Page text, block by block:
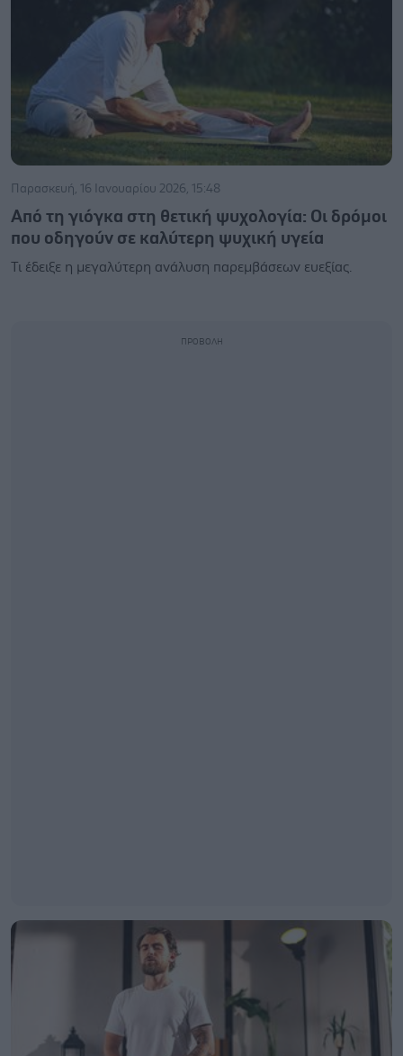
Παρασκευή, 16 Ιανουαρίου 2026, 15:48
Από τη γιόγκα στη θετική ψυχολογία: Οι δρόμοι
που οδηγούν σε καλύτερη ψυχική υγεία
Τι έδειξε η μεγαλύτερη ανάλυση παρεμβάσεων ευεξίας.